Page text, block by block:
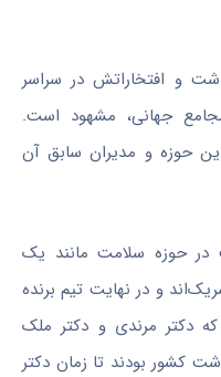
و افتخاراتش در سراسر
جهانی، مشهود است.
این حوزه و مدیران سابق آن
در حوزه سلامت مانند یک
و در نهایت تیم برنده
که دکتر مرندی و دکتر ملک
کشور بودند تا زمان دکتر